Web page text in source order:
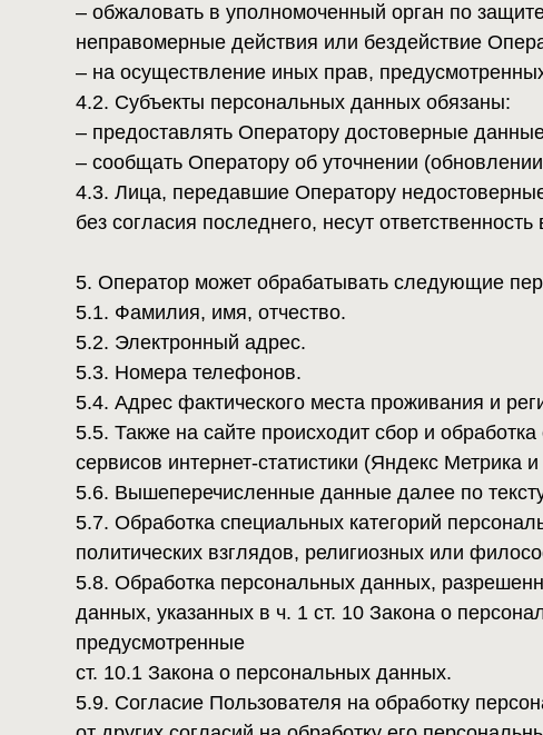
5.4. Адрес фактического места проживания и
5.5. Также на сайте происходит сбор и обработка
сервисов интернет-статистики (Яндекс Метрика и Гугл
5.6. Вышеперечисленные данные далее по тексту
5.7. Обработка специальных категорий персональных
политических взглядов, религиозных или
5.8. Обработка персональных данных, разрешенных
данных, указанных в ч. 1 ст. 10 Закона о
предусмотренные
5.9. Согласие Пользователя на обработку
от других согласий на обработку его персональных
ст. 10.1 Закона о персональных данных. Требования к
органом по защите прав субъектов персональных
5.9.1 Согласие на обработку персональных данных,
Пользователь предоставляет Оператору
5.9.2 Оператор обязан в срок не позднее трех
опубликовать информацию об условиях обработки, о
персональных данных, разрешенных для
5.9.3 Передача (распространение, предоставление,
данных для распространения, должна быть
Данное требование должно включать в себя
телефона, адрес электронной почты или почтовый
данных, обработка которых подлежит прекращению.
обрабатываться только Оператором,
которому оно направлено.5.9.4 Согласие на
прекращает свое действие с момента поступления